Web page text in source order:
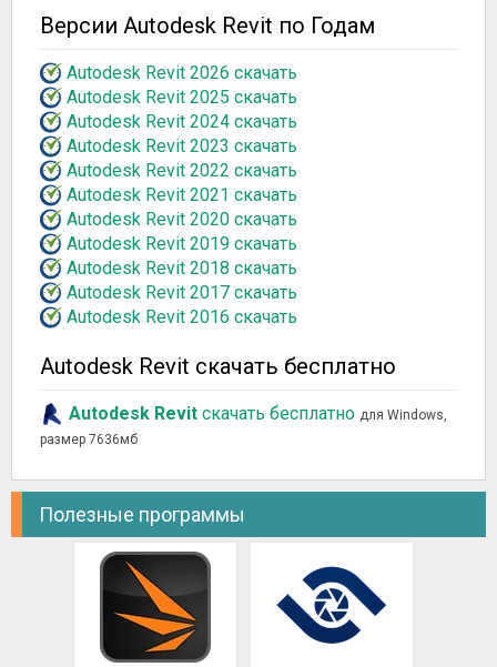
Версии Autodesk Revit по Годам
Autodesk Revit 2026 скачать
Autodesk Revit 2025 скачать
Autodesk Revit 2024 скачать
Autodesk Revit 2023 скачать
Autodesk Revit 2022 скачать
Autodesk Revit 2021 скачать
Autodesk Revit 2020 скачать
Autodesk Revit 2019 скачать
Autodesk Revit 2018 скачать
Autodesk Revit 2017 скачать
Autodesk Revit 2016 скачать
Autodesk Revit скачать бесплатно
Autodesk Revit скачать бесплатно для Windows,
размер 7636мб
Полезные программы